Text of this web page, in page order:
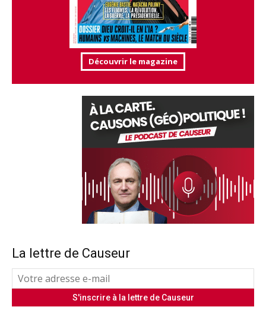
Découvrir le magazine
La lettre de Causeur